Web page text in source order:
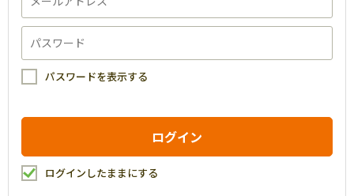
パスワードを表示する
ログインしたままにする